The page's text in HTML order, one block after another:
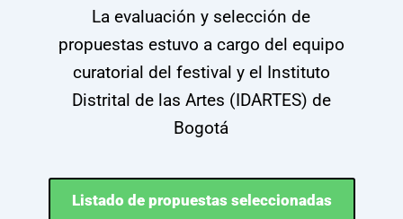
La evaluación y selección de
propuestas estuvo a cargo del equipo
curatorial del festival y el Instituto
Distrital de las Artes (IDARTES) de
Bogotá
Listado de propuestas seleccionadas